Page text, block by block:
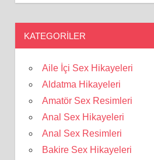
KATEGORILER
Aile İçi Sex Hikayeleri
Aldatma Hikayeleri
Amatör Sex Resimleri
Anal Sex Hikayeleri
Anal Sex Resimleri
Bakire Sex Hikayeleri